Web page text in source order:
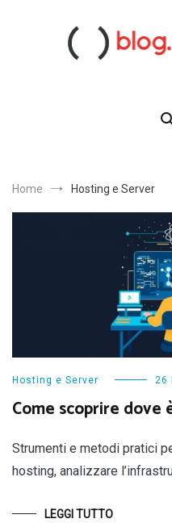
Home Hosting e Server
Hosting e Server 26
Come scoprire
Strumenti e metodi pratici
hosting, analizzare
LEGGI TUTTO